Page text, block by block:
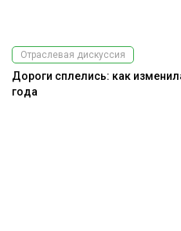
Отраслевая дискуссия
Дороги сплелись: как
года